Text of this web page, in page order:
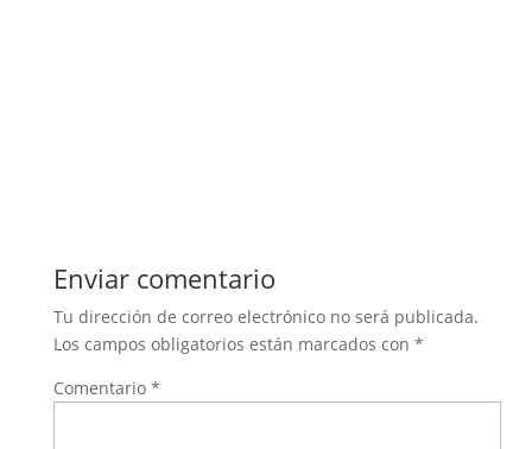
Enviar comentario
Tu dirección de correo electrónico no será publicada.
Los campos obligatorios están marcados con *
Comentario *